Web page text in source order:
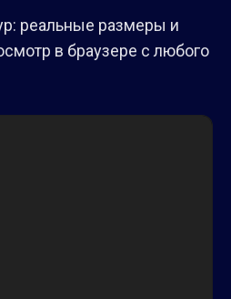
реальные размеры и
в браузере с любого